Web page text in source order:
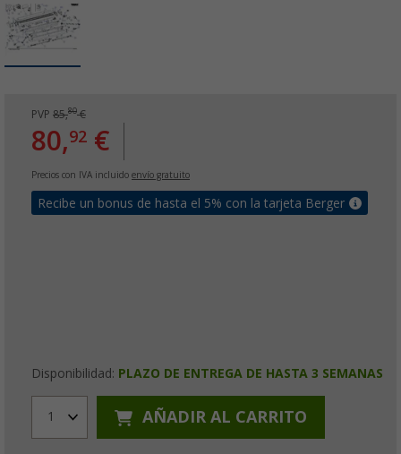
PVP 85,80€
80,92 €
Precios con IVA incluido envío gratuito
Recibe un bonus de hasta el 5% con la tarjeta Berger
Disponibilidad: PLAZO DE ENTREGA DE HASTA 3 SEMANAS
1 AÑADIR AL CARRITO